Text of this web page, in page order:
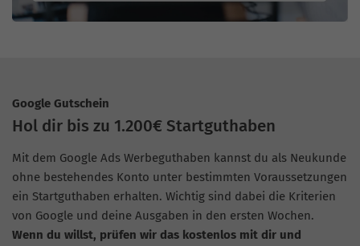
Google Gutschein
Hol dir bis zu 1.200€ Startguthaben
Mit dem Google Ads Werbeguthaben kannst du als Neukunde
ohne bestehendes Konto unter bestimmten Voraussetzungen
ein Startguthaben erhalten. Wichtig sind dabei die Kriterien
von Google und deine Ausgaben in den ersten Wochen.
Wenn du willst, prüfen wir das kostenlos mit dir und